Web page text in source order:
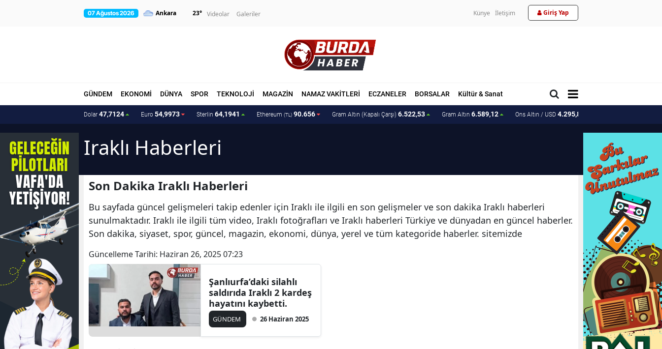
07 Ağustos 2026 23° Videolar Galeriler Künye İletişim Giriş Yap
GÜNDEM EKONOMİ DÜNYA SPOR TEKNOLOJİ MAGAZİN NAMAZ VAKİTLERİ ECZANELER BORSALAR Kültür & Sanat
Dolar 47,7124 Euro 54,9973 Sterlin 64,1941 Ethereum (TL) 90.656 Gram Altın (Kapalı Çarşı) 6.522,53 Gram Altın 6.589,12 Ons Altın / USD 4.295,81
Iraklı Haberleri
Son Dakika Iraklı Haberleri
Bu sayfada güncel gelişmeleri takip edenler için Iraklı ile ilgili en son gelişmeler ve son dakika Iraklı haberleri
sunulmaktadır. Iraklı ile ilgili tüm video, Iraklı fotoğrafları ve Iraklı haberleri Türkiye ve dünyadan en güncel haberler.
Son dakika, siyaset, spor, güncel, magazin, ekonomi, dünya, yerel ve tüm kategoride haberler. sitemizde
Güncelleme Tarihi: Haziran 26, 2025 07:23
Şanlıurfa’daki silahlı
saldırıda Iraklı 2 kardeş
hayatını kaybetti.
GÜNDEM 26 Haziran 2025